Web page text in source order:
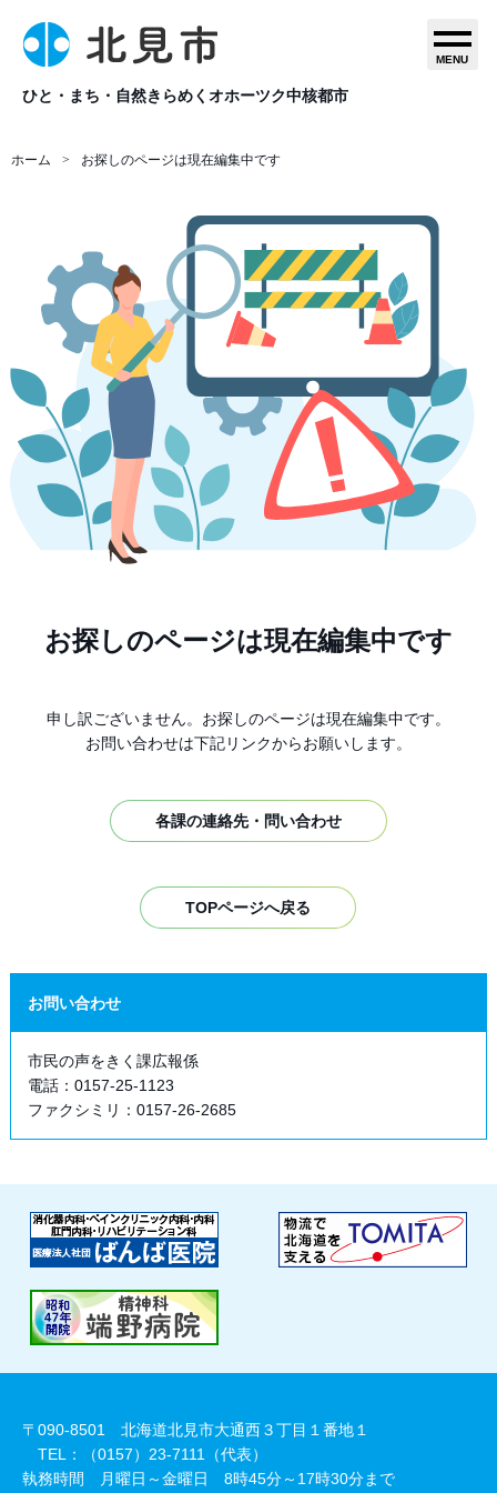
ひと・まち・自然きらめくオホーツク中核都市
MENU
ホーム お探しのページは現在編集中です
お探しのページは現在編集中です
申し訳ございません。お探しのページは現在編集中です。
お問い合わせは下記リンクからお願いします。
各課の連絡先・問い合わせ
TOPページへ戻る
お問い合わせ
市民の声をきく課広報係
電話：0157-25-1123
ファクシミリ：0157-26-2685
〒090-8501 北海道北見市大通西３丁目１番地１
TEL：（0157）23-7111（代表）
執務時間 月曜日～金曜日 8時45分～17時30分まで